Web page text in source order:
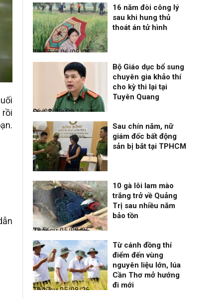
Thế giới
06/08/26, 08:27
16 năm đòi công lý
sau khi hung thủ
thoát án tử hình
Đọc & Ngẫm
06/08/26, 08:15
Bộ Giáo dục bổ sung
chuyên gia khảo thí
cho kỳ thi lại tại
Tuyên Quang
Nhịp sống 24h
06/08/26, 00:00
Sau chín năm, nữ
giám đốc bất động
sản bị bắt tại TPHCM
Thời sự
05/08/26, 23:56
10 gà lôi lam mào
trắng trở về Quảng
Trị sau nhiều năm
bảo tồn
Thời sự
05/08/26, 19:17
Từ cánh đồng thí
điểm đến vùng
nguyên liệu lớn, lúa
Cần Thơ mở hướng
đi mới